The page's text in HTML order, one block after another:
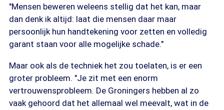
"Mensen beweren weleens stellig dat het kan, maar
dan denk ik altijd: laat die mensen daar maar
persoonlijk hun handtekening voor zetten en volledig
garant staan voor alle mogelijke schade."
Maar ook als de techniek het zou toelaten, is er een
groter probleem. "Je zit met een enorm
vertrouwensprobleem. De Groningers hebben al zo
vaak gehoord dat het allemaal wel meevalt, wat in de